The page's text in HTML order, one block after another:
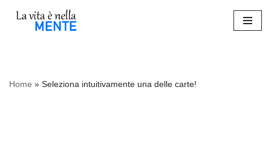
Home » Seleziona intuitivamente una delle carte!